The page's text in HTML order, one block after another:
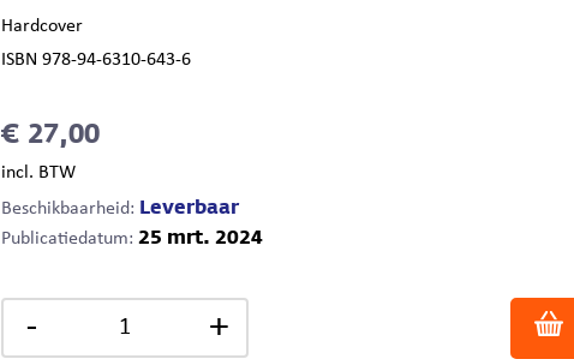
Hardcover
ISBN 978-94-6310-643-6
€ 27,00
incl. BTW
Beschikbaarheid: Leverbaar
Publicatiedatum: 25 mrt. 2024
- +